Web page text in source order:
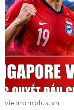
vietnamplus.vn